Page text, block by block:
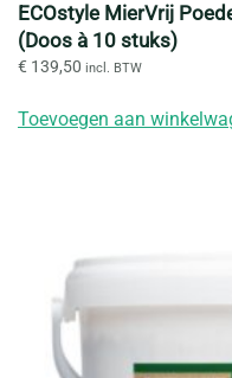
ECOstyle MierVrij
(Doos à 10 stuks)
€ 139,50 incl. BTW
Toevoegen aan